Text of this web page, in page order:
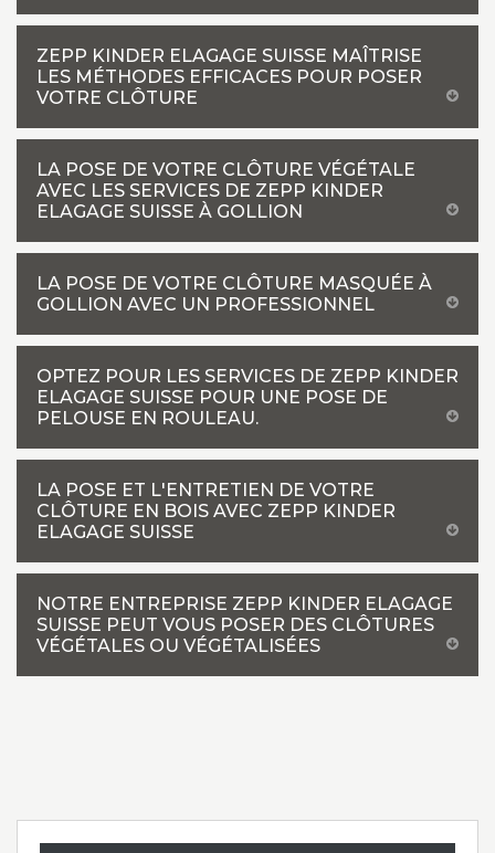
ZEPP KINDER ELAGAGE SUISSE MAÎTRISE
LES MÉTHODES EFFICACES POUR POSER
VOTRE CLÔTURE
LA POSE DE VOTRE CLÔTURE VÉGÉTALE
AVEC LES SERVICES DE ZEPP KINDER
ELAGAGE SUISSE À GOLLION
LA POSE DE VOTRE CLÔTURE MASQUÉE À
GOLLION AVEC UN PROFESSIONNEL
OPTEZ POUR LES SERVICES DE ZEPP KINDER
ELAGAGE SUISSE POUR UNE POSE DE
PELOUSE EN ROULEAU.
LA POSE ET L'ENTRETIEN DE VOTRE
CLÔTURE EN BOIS AVEC ZEPP KINDER
ELAGAGE SUISSE
NOTRE ENTREPRISE ZEPP KINDER ELAGAGE
SUISSE PEUT VOUS POSER DES CLÔTURES
VÉGÉTALES OU VÉGÉTALISÉES